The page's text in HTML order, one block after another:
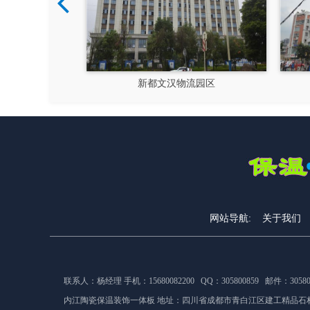
新都文汉物流园区
网站导航: 关于我们
联系人：杨经理 手机：15680082200 QQ：305800859 邮件：
内江陶瓷保温装饰一体板 地址： 四川省成都市青白江区建工精品石